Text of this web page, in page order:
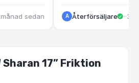
månad sedan A Återförsäljare ··3
17” Friktion